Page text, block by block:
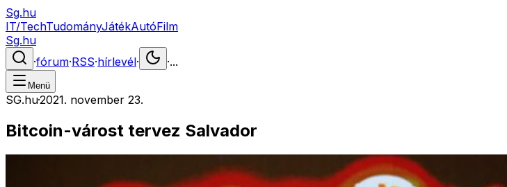
Sg.hu
IT/TechTudományJátékAutóFilm
Sg.hu
·fórum·RSS·hírlevél· ·...
Menü
SG.hu·2021. november 23.
Bitcoin-várost tervez Salvador